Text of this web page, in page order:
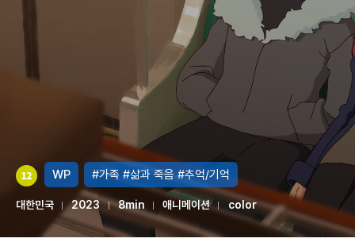
WP #가족 #삶과 죽음 #추억/기억
대한민국 2023 8min 애니메이션 color